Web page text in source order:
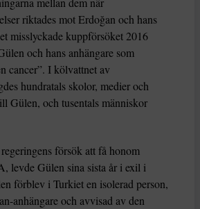
riktades mot Erdoğan och hans
misslyckade kuppförsöket 2016
och hans anhängare som
cancer”. I kölvattnet av
hundratals skolor, medier och
Gülen, och tusentals människor
försök att få honom
levde Gülen sina sista år i exil i
förblev i Turkiet en isolerad person,
anhängare och avvisad av den